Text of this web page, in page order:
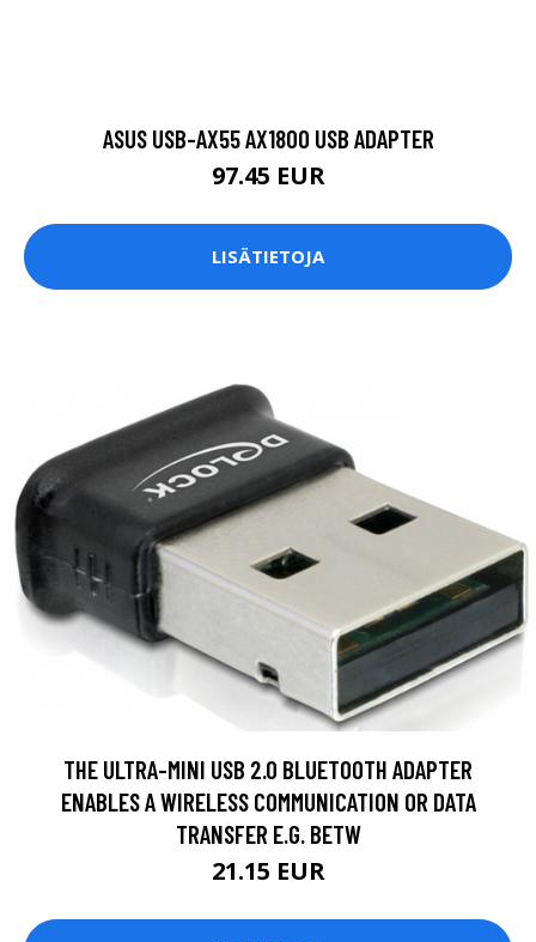
ASUS USB-AX55 AX1800 USB ADAPTER
97.45 EUR
LISÄTIETOJA
THE ULTRA-MINI USB 2.0 BLUETOOTH ADAPTER
ENABLES A WIRELESS COMMUNICATION OR DATA
TRANSFER E.G. BETW
21.15 EUR